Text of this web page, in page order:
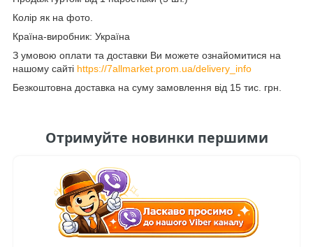
Колір як на фото.
Країна-виробник: Україна
З умовою оплати та доставки Ви можете ознайомитися на
нашому сайті https://7allmarket.prom.ua/delivery_info
Безкоштовна доставка на суму замовлення від 15 тис. грн.
Отримуйте новинки першими